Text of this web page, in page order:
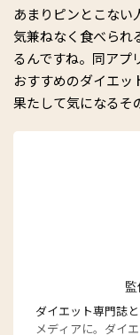
あまりピンとこない
気兼ねなく食べられ
るんですね。同アプ
おすすめのダイエッ
果たして気になるそ
監
ダイエット専門誌
メディアに。ダイ